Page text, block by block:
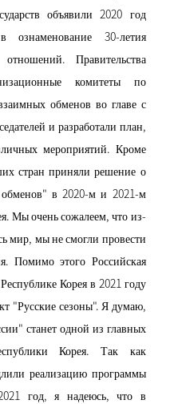
объявили 2020 год
30-летия
отношений. Правительства
комитеты по
обменов во главе с
и разработали план,
мероприятий. Кроме
стран приняли решение о
обменов" в 2020-м и 2021-м
Мы очень сожалеем, что из-
мир, мы не смогли провести
Помимо этого Российская
Корея в 2021 году
"Русские сезоны". Я думаю,
станет одной из главных
Корея. Так как
реализацию программы
год, я надеюсь, что в